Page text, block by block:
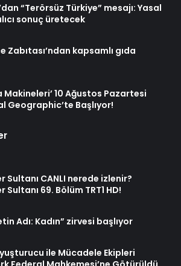
“Terörsüz Türkiye” mesajı: Yasal
sonuç üretecek
Zabıtası’ndan kapsamlı gıda
Makineleri’ 10 Ağustos Pazartesi
Geographic’te Başlıyor!
Sultanı CANLI nerede izlenir?
69. Bölüm TRT1 HD!
Adı: Kadın” zirvesi başlıyor
ile Mücadele Ekipleri